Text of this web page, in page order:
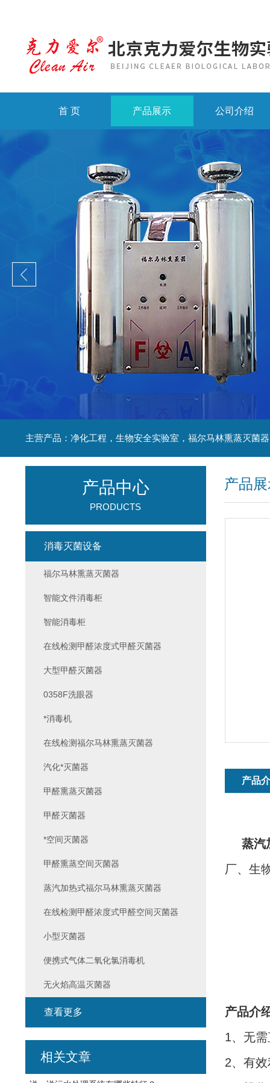
首 页 产品展示 公司介绍
产品
产品
蒸汽
厂、生
产品介
1、无
2、有
产品中心
PRODUCTS
消毒灭菌设备
福尔马林熏蒸灭菌器
智能文件消毒柜
智能消毒柜
在线检测甲醛浓度式甲醛灭菌器
大型甲醛灭菌器
0358F洗眼器
*消毒机
在线检测福尔马林熏蒸灭菌器
汽化*灭菌器
甲醛熏蒸灭菌器
甲醛灭菌器
*空间灭菌器
甲醛熏蒸空间灭菌器
蒸汽加热式福尔马林熏蒸灭菌器
在线检测甲醛浓度式甲醛空间灭菌器
小型灭菌器
便携式气体二氧化氯消毒机
无火焰高温灭菌器
查看更多
相关文章